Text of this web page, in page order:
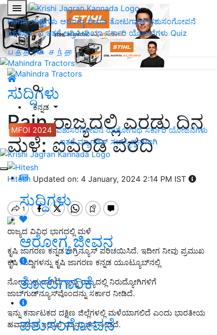
Home ಸುದ್ದಿಗಳು ಆರೋಗ್ಯ ಜೀವನ ತೋಟಗಾರಿಕೆಪಶುಸಂಗೋಪನೆ
ಯಶೋಗಾಥೆ ಇತರೆ ಅಗ್ರಿಪೀಡಿಯಾ ಸರ್ಕಾರಿ ಯೋಜನೆಗಳು Quiz
பத்திரிகை சந்தா
ಕನ್ನಡ
MFOI 2024 ಪಶುಸಂಗೋಪನೆ ಯಶೋಗಾಥೆ ಸರ್ಕಾರಿ ಯೋಜನೆಗಳು
ಇತರೆ ಮ್ಯಾಗಜಿನ್‌ ಸಬ್‌ಸ್ಕ್ರಿಪ್ಷನ್‌ಗಾಗಿ
ಸುದ್ದಿಗಳು
ಆರೋಗ್ಯ ಜೀವನ
ತೋಟಗಾರಿಕೆ
ಪಶುಸಂಗೋಪನೆ
ಸುದ್ದಿಗಳು
Rain ರಾಜ್ಯದಲ್ಲಿ ಎರಡು ದಿನ
ಮಳೆ: ಐಎಂಡಿ ವರದಿ
Hitesh Updated on: 4 January, 2024 2:14 PM IST
ರಾಜ್ಯದ ವಿವಿಧ ಭಾಗದಲ್ಲಿ ಮಳೆ
ಕೃಷಿ ಜಾಗರಣ ಕನ್ನಡ ಅಗ್ರಿನ್ಯೂಸ್‌ ಪರಿಚಯಿಸಿದೆ. ಇದೀಗ ನೀವು ಪ್ರಮುಖ
ಕೃಷಿ ಸುದ್ದಿಗಳನ್ನು ಕೃಷಿ ಜಾಗರಣ ಕನ್ನಡ ಯೂಟ್ಯೂಬ್‌ನಲ್ಲಿ
ನೋಡಬಹುದಾಗಿದೆ. ಇನ್ನು ರಾಜ್ಯದಲ್ಲಿ ನಿರುದ್ಯೋಗಿಗಳಿಗೆ
ಜಾಬ್‌ಗುಡ್‌ನ್ಯೂಸ್‌ವೊಂದನ್ನು ಸರ್ಕಾರ ನೀಡಿದೆ.
ಇನ್ನು ಕರ್ನಾಟಕದ ದಕ್ಷಿಣ ಜಿಲ್ಲೆಗಳಲ್ಲಿ ಮಳೆಯಾಗಲಿದೆ ಎಂದು ಭಾರತೀಯ
ಹವಾಮಾನ ಇಲಾಖೆ ಮುನ್ಸೂಚನೆ ನೀಡಿದೆ.